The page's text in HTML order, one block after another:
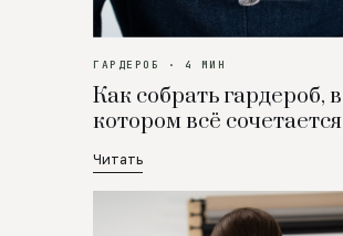
ГАРДЕРОБ · 4 МИН
Как собрать гардероб, в
котором всё сочетается
Читать